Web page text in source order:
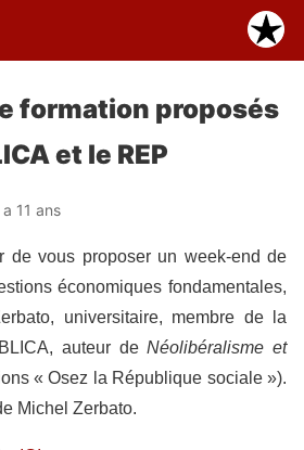
formation proposés
et le REP
11 ans
de vous proposer un week-end de
économiques fondamentales,
universitaire, membre de la
auteur deNéolibéralisme et
« Osez la République sociale »).
Michel Zerbato.